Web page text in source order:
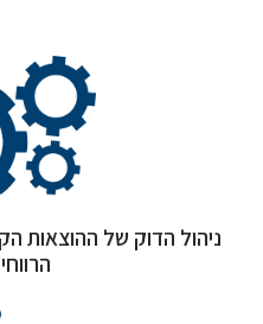
ניהול הדוק של ההוצאות